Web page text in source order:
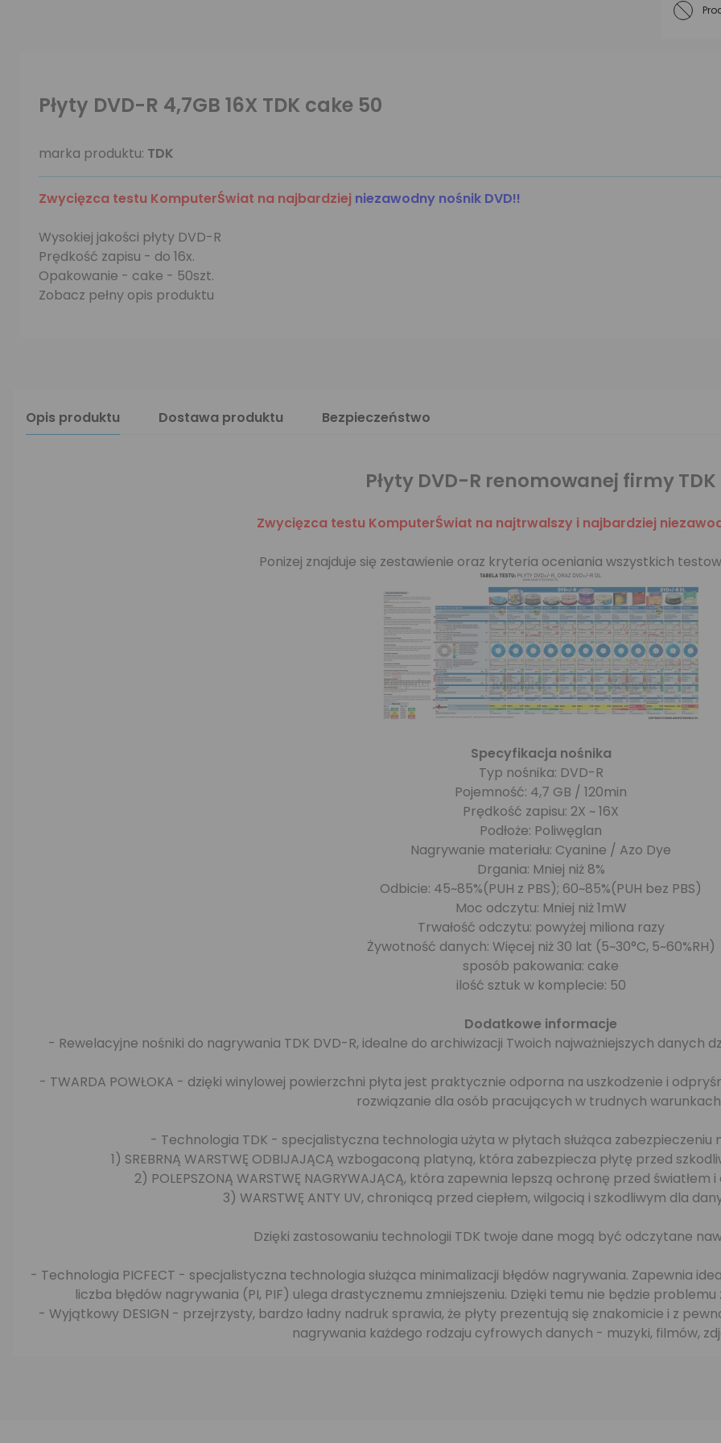
Płyty DVD-R 4,7GB 16X TDK cake 50
marka produktu: TDK
Zwycięzca testu KomputerŚwiat na najbardziej niezawodny nośnik DVD!!
Wysokiej jakości płyty DVD-R
Prędkość zapisu - do 16x.
Opakowanie - cake - 50szt.
Zobacz pełny opis produktu
Opis produktu Dostawa produktu Bezpieczeństwo
Płyty DVD-R renomowanej firmy TDK
Zwycięzca testu KomputerŚwiat na najtrwalszy i najbardziej
Ponizej znajduje się zestawienie oraz kryteria oceniania wszystkich
Specyfikacja nośnika
Typ nośnika: DVD-R
Pojemność: 4,7 GB / 120min
Prędkość zapisu: 2X ~ 16X
Podłoże: Poliwęglan
Nagrywanie materiału: Cyanine / Azo Dye
Drgania: Mniej niż 8%
Odbicie: 45~85%(PUH z PBS); 60~85%(PUH bez PBS)
Moc odczytu: Mniej niż 1mW
Trwałość odczytu: powyżej miliona razy
Żywotność danych: Więcej niż 30 lat (5~30°C, 5~60%RH)
sposób pakowania: cake
ilość sztuk w komplecie: 50
Dodatkowe informacje
- Rewelacyjne nośniki do nagrywania TDK DVD-R, idealne do archiwizacji Twoich najważniejszych danych
- TWARDA POWŁOKA - dzięki winylowej powierzchni płyta jest praktycznie odporna na uszkodzenie i
rozwiązanie dla osób pracujących w trudnych
- Technologia TDK - specjalistyczna technologia użyta w płytach służąca zabezpieczeniu
1) SREBRNĄ WARSTWĘ ODBIJAJĄCĄ wzbogaconą platyną, która zabezpiecza płytę przed
2) POLEPSZONĄ WARSTWĘ NAGRYWAJĄCĄ, która zapewnia lepszą ochronę przed światłem
3) WARSTWĘ ANTY UV, chroniącą przed ciepłem, wilgocią i szkodliwym dla
Dzięki zastosowaniu technologii TDK twoje dane mogą być odczytane
- Technologia PICFECT - specjalistyczna technologia służąca minimalizacji błędów nagrywania. Zapewnia
liczba błędów nagrywania (PI, PIF) ulega drastycznemu zmniejszeniu. Dzięki temu nie będzie problemu
- Wyjątkowy DESIGN - przejrzysty, bardzo ładny nadruk sprawia, że płyty prezentują się znakomicie i z
nagrywania każdego rodzaju cyfrowych danych - muzyki, filmów,